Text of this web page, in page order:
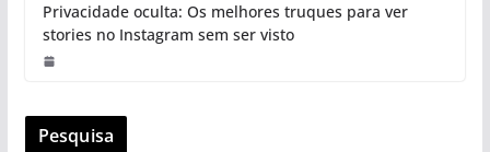
Privacidade oculta: Os melhores truques para ver
stories no Instagram sem ser visto
Pesquisa